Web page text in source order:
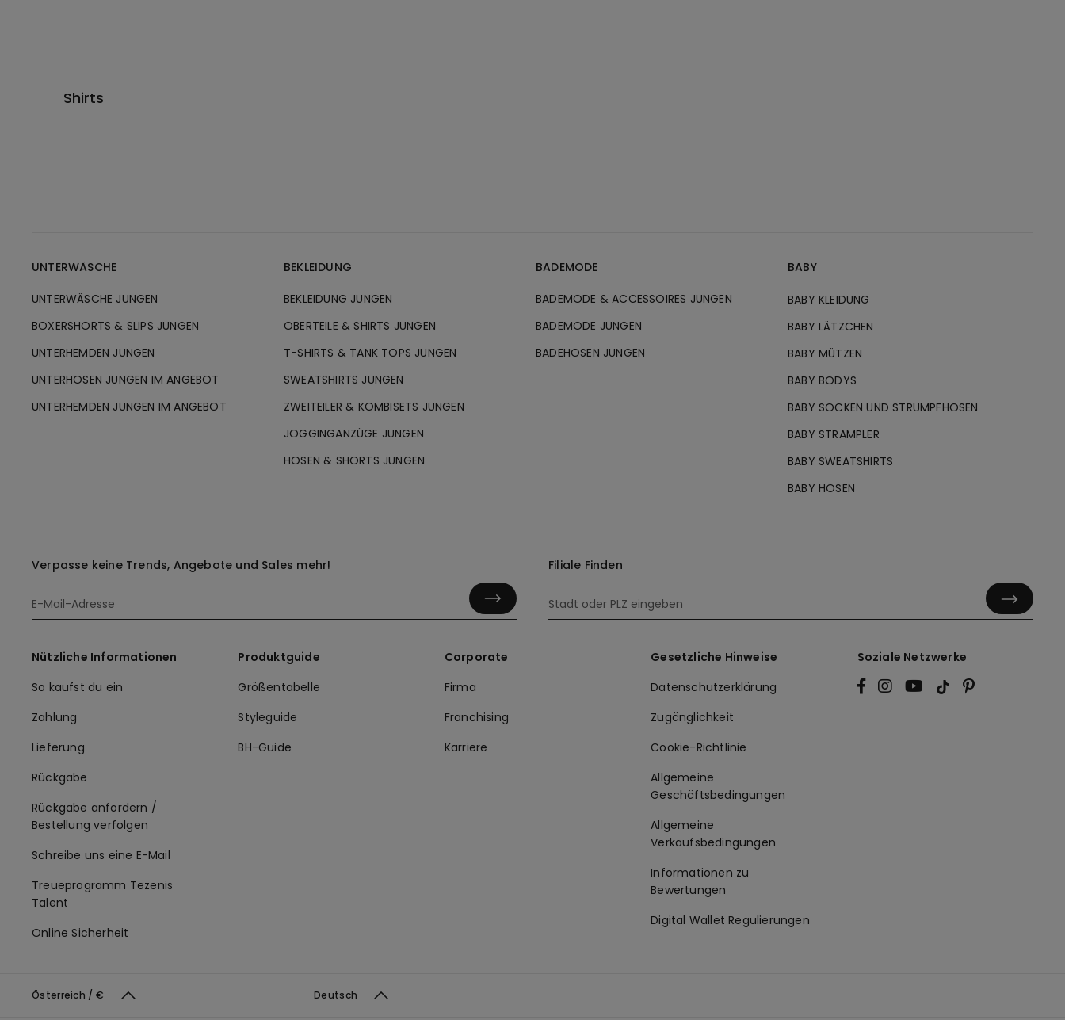
Shirts
UNTERWÄSCHE
UNTERWÄSCHE JUNGEN
BOXERSHORTS & SLIPS JUNGEN
UNTERHEMDEN JUNGEN
UNTERHOSEN JUNGEN IM ANGEBOT
UNTERHEMDEN JUNGEN IM ANGEBOT
BEKLEIDUNG
BEKLEIDUNG JUNGEN
OBERTEILE & SHIRTS JUNGEN
T-SHIRTS & TANK TOPS JUNGEN
SWEATSHIRTS JUNGEN
ZWEITEILER & KOMBISETS JUNGEN
JOGGINGANZÜGE JUNGEN
HOSEN & SHORTS JUNGEN
BADEMODE
BADEMODE & ACCESSOIRES JUNGEN
BADEMODE JUNGEN
BADEHOSEN JUNGEN
BABY
BABY KLEIDUNG
BABY LÄTZCHEN
BABY MÜTZEN
BABY BODYS
BABY SOCKEN UND STRUMPFHOSEN
BABY STRAMPLER
BABY SWEATSHIRTS
BABY HOSEN
Verpasse keine Trends, Angebote und Sales mehr! Filiale Finden
Nützliche Informationen
So kaufst du ein
Zahlung
Lieferung
Rückgabe
Rückgabe anfordern /
Bestellung verfolgen
Schreibe uns eine E-Mail
Treueprogramm Tezenis
Talent
Online Sicherheit
Produktguide
Größentabelle
Styleguide
BH-Guide
Corporate
Firma
Franchising
Karriere
Gesetzliche Hinweise
Datenschutzerklärung
Zugänglichkeit
Cookie-Richtlinie
Allgemeine
Geschäftsbedingungen
Allgemeine
Verkaufsbedingungen
Informationen zu
Bewertungen
Digital Wallet Regulierungen
Soziale Netzwerke
Österreich / € Deutsch